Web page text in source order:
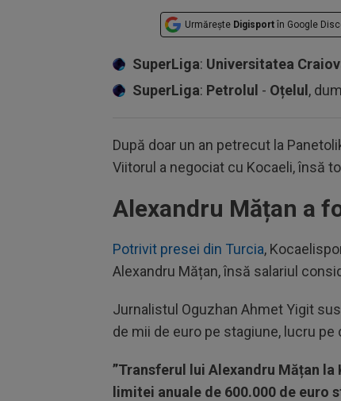
Urmărește Digisport în Google
SuperLiga: Universitatea
SuperLiga: Petrolul - Oțelul ,
După doar un an petrecut la
Viitorul a negociat cu Kocaeli, însă
Alexandru Mățan a
Potrivit presei din Turcia,
Alexandru Mățan, însă salariul
Jurnalistul Oguzhan Ahmet Yigit
de mii de euro pe stagiune, lucru
”Transferul lui Alexandru Mățan
limitei anuale de 600.000 de euro